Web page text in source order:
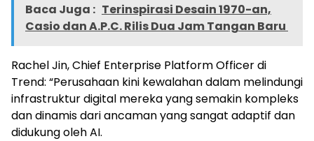
Baca Juga : Terinspirasi Desain 1970-an,
Casio dan A.P.C. Rilis Dua Jam Tangan Baru
Rachel Jin, Chief Enterprise Platform Officer di
Trend: “Perusahaan kini kewalahan dalam melindungi
infrastruktur digital mereka yang semakin kompleks
dan dinamis dari ancaman yang sangat adaptif dan
didukung oleh AI.